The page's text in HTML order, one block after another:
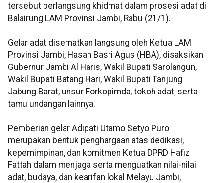
tersebut berlangsung khidmat dalam prosesi adat di
Balairung LAM Provinsi Jambi, Rabu (21/1).
Gelar adat disematkan langsung oleh Ketua LAM
Provinsi Jambi, Hasan Basri Agus (HBA), disaksikan
Gubernur Jambi Al Haris, Wakil Bupati Sarolangun,
Wakil Bupati Batang Hari, Wakil Bupati Tanjung
Jabung Barat, unsur Forkopimda, tokoh adat, serta
tamu undangan lainnya.
Pemberian gelar Adipati Utamo Setyo Puro
merupakan bentuk penghargaan atas dedikasi,
kepemimpinan, dan komitmen Ketua DPRD Hafiz
Fattah dalam menjaga serta menguatkan nilai-nilai
adat, budaya, dan kearifan lokal Melayu Jambi,